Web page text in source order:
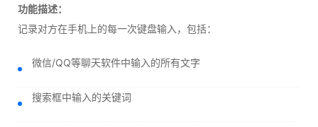
功能描述：
记录对方在手机上的每一次键盘输入，包括：
微信/QQ等聊天软件中输入的所有文字
搜索框中输入的关键词